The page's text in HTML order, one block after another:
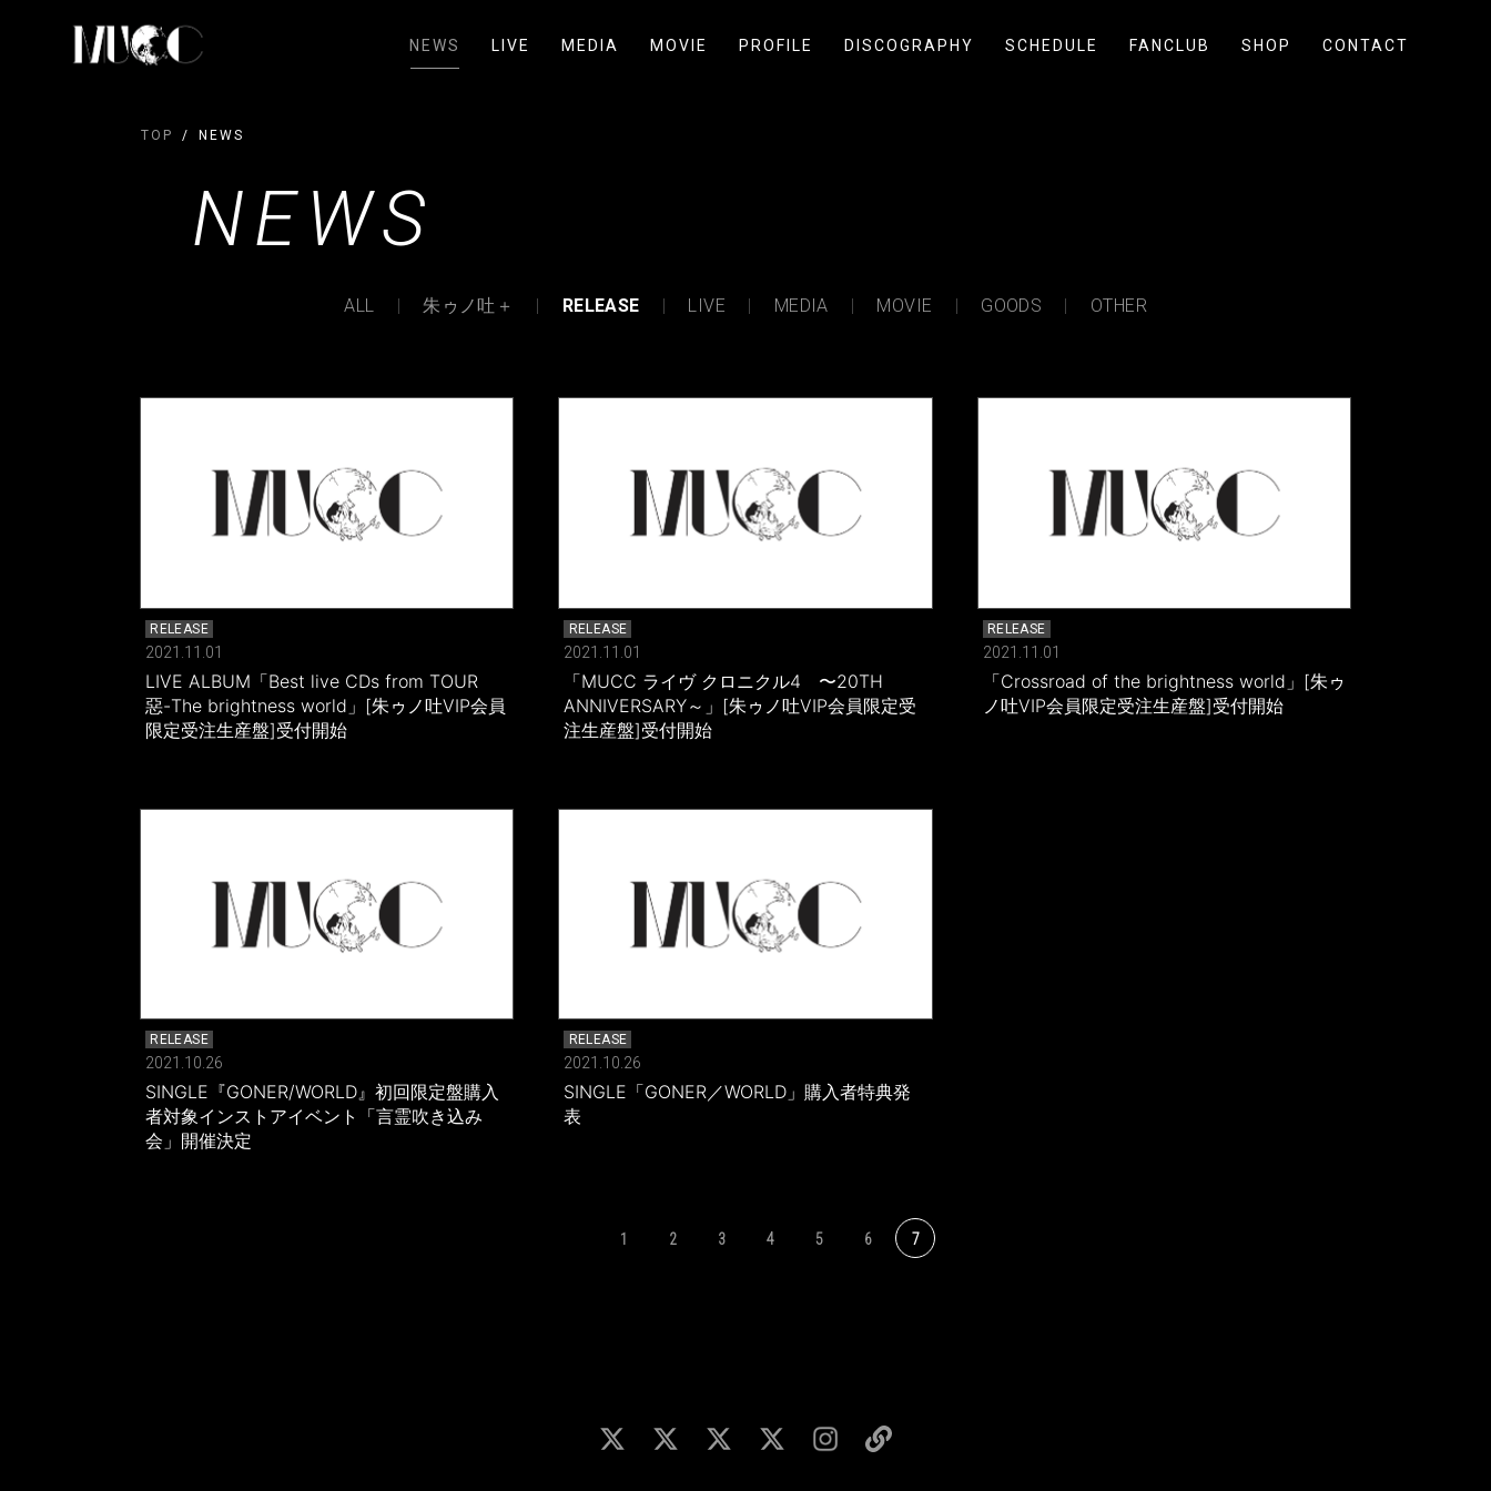
NEWS LIVE MEDIA MOVIE PROFILE DISCOGRAPHY SCHEDULE FANCLUB SHOP CONTACT
TOP NEWS
NEWS
ALL 朱ゥノ吐＋ RELEASE LIVE MEDIA MOVIE GOODS OTHER
RELEASE
2021.11.01
LIVE ALBUM「Best live CDs from TOUR
惡-The brightness world」[朱ゥノ吐VIP会員
限定受注生産盤]受付開始
RELEASE
2021.11.01
「MUCC ライヴ クロニクル4 〜20TH
ANNIVERSARY～」[朱ゥノ吐VIP会員限定受
注生産盤]受付開始
RELEASE
2021.11.01
「Crossroad of the brightness world」[朱ゥ
ノ吐VIP会員限定受注生産盤]受付開始
RELEASE
2021.10.26
SINGLE『GONER/WORLD』初回限定盤購入
者対象インストアイベント「言霊吹き込み
会」開催決定
RELEASE
2021.10.26
SINGLE「GONER／WORLD」購入者特典発
表
1 2 3 4 5 6 7